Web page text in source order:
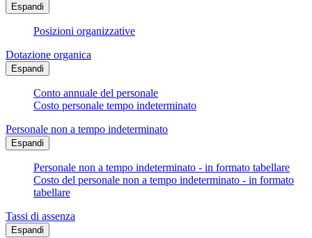
Espandi
Posizioni organizzative
Dotazione organica
Espandi
Conto annuale del personale
Costo personale tempo indeterminato
Personale non a tempo indeterminato
Espandi
Personale non a tempo indeterminato - in formato tabellare
Costo del personale non a tempo indeterminato - in formato
tabellare
Tassi di assenza
Espandi